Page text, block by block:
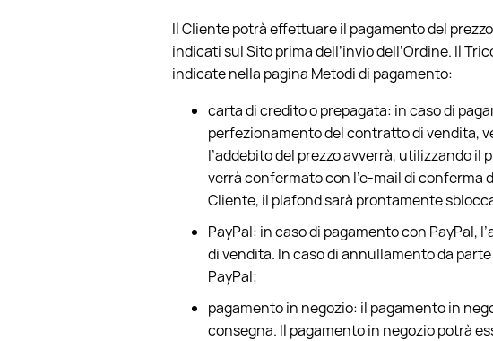
Il Cliente potrà effettuare il pagamento del
indicati sul Sito prima dell’invio dell’Ordine. Il
indicate nella pagina Metodi di pagamento:
carta di credito o prepagata: in caso di
perfezionamento del contratto di vendita,
l’addebito del prezzo avverrà, utilizzando
verrà confermato con l’e-mail di conferma
Cliente, il plafond sarà prontamente
PayPal: in caso di pagamento con PayPal,
di vendita. In caso di annullamento da
PayPal;
pagamento in negozio: il pagamento in
consegna. Il pagamento in negozio potrà